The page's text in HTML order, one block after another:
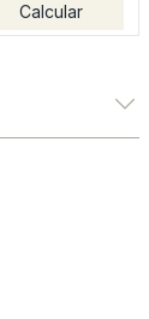
Calcular